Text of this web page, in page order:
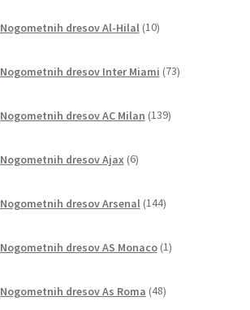
Nogometnih dresov Al-Hilal 10izdelkov
Nogometnih dresov Inter Miami 73izdelkov
Nogometnih dresov AC Milan 139izdelkov
Nogometnih dresov Ajax 6izdelkov
Nogometnih dresov Arsenal 144izdelkov
Nogometnih dresov AS Monaco 1izdelek
Nogometnih dresov As Roma 48izdelkov